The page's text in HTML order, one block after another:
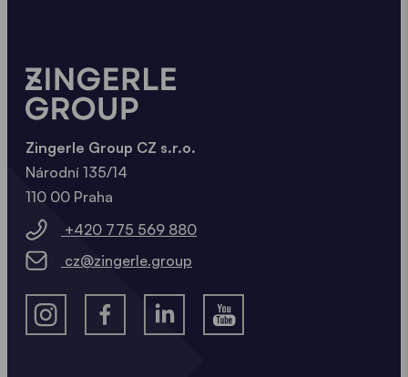
Zingerle Group CZ s.r.o.
Národní 135/14
110 00 Praha
+420 775 569 880
cz@zingerle.group